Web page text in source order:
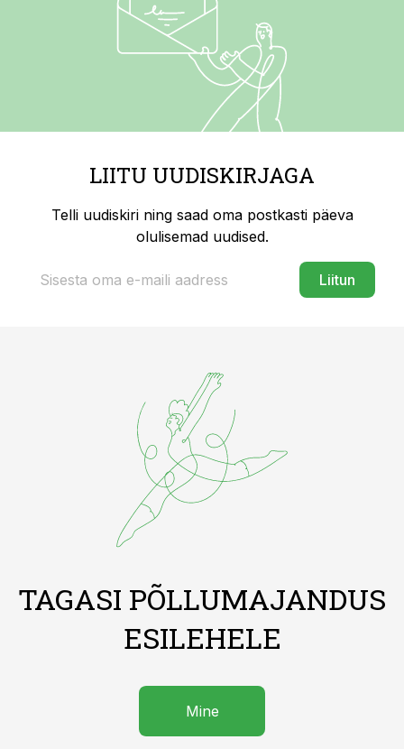
LIITU UUDISKIRJAGA
Telli uudiskiri ning saad oma postkasti päeva
olulisemad uudised.
Liitun
TAGASI PÕLLUMAJANDUS
ESILEHELE
Mine